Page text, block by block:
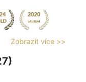
Zobrazit více >>